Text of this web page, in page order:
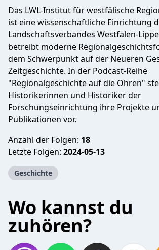
Das LWL-Institut für westfälische
ist eine wissenschaftliche Einrichtung
Landschaftsverbandes Westfalen-Lippe
betreibt moderne
dem Schwerpunkt auf der Neueren
Zeitgeschichte. In der Podcast-Reihe
"Regionalgeschichte auf die Ohren"
Historikerinnen und Historiker der
Forschungseinrichtung ihre Projekte
Publikationen vor.
Anzahl der Folgen: 18
Letzte Folgen: 2024-05-13
Geschichte
Wo kannst du
zuhören?